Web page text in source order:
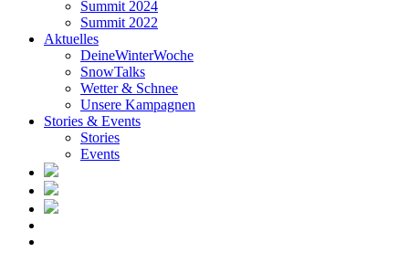
Summit 2024
Summit 2022
Aktuelles
DeineWinterWoche
SnowTalks
Wetter & Schnee
Unsere Kampagnen
Stories & Events
Stories
Events